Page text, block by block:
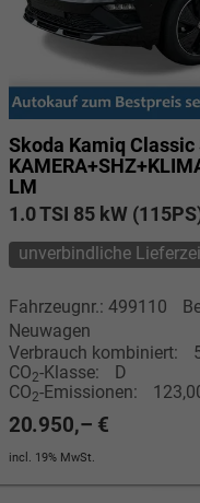
Skoda Kamiq Classic
LM
1.0 TSI 85 kW
unverbindliche
Fahrzeugnr.: 499110
Neuwagen
Verbrauch kombiniert:
CO2-Klasse:
D
CO2-Emissionen:
20.950,– €
incl. 19% MwSt.